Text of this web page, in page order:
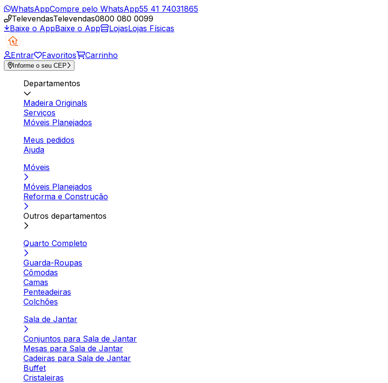
WhatsAppCompre pelo WhatsApp55 41 74031865
TelevendasTelevendas0800 080 0099
Baixe o AppBaixe o App LojasLojas Físicas
Entrar Favoritos Carrinho
Informe o seu CEP
Departamentos
Madeira Originals
Serviços
Móveis Planejados
Meus pedidos
Ajuda
Móveis
Móveis Planejados
Reforma e Construção
Outros departamentos
Quarto Completo
Guarda-Roupas
Cômodas
Camas
Penteadeiras
Colchões
Sala de Jantar
Conjuntos para Sala de Jantar
Mesas para Sala de Jantar
Cadeiras para Sala de Jantar
Buffet
Cristaleiras